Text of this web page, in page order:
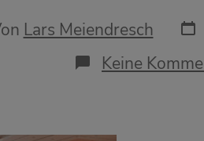
Lars Meiendresch
des
Keine